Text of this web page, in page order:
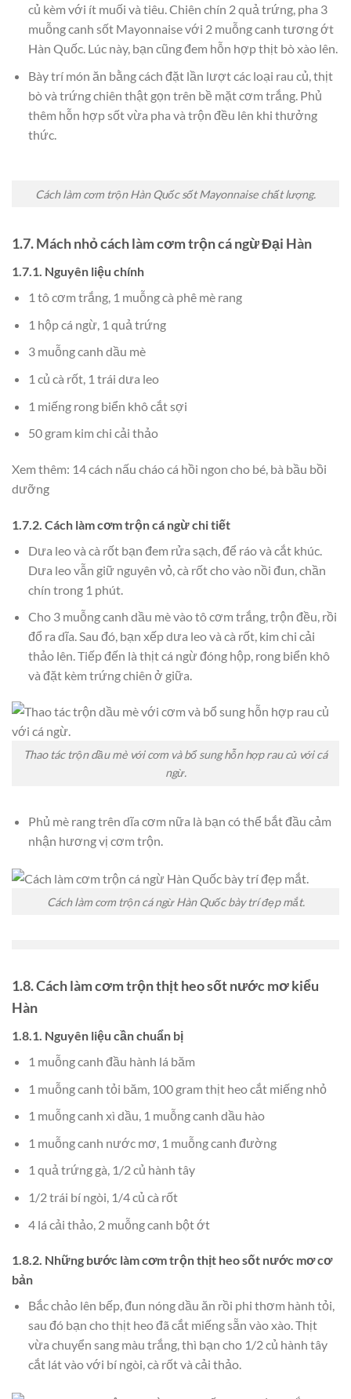
củ kèm với ít muối và tiêu. Chiên chín 2 quả trứng, pha 3
muỗng canh sốt Mayonnaise với 2 muỗng canh tương ớt
Hàn Quốc. Lúc này, bạn cũng đem hỗn hợp thịt bò xào lên.
Bày trí món ăn bằng cách đặt lần lượt các loại rau củ, thịt
bò và trứng chiên thật gọn trên bề mặt cơm trắng. Phủ
thêm hỗn hợp sốt vừa pha và trộn đều lên khi thưởng
thức.
Cách làm cơm trộn Hàn Quốc sốt Mayonnaise chất lượng.
1.7. Mách nhỏ cách làm cơm trộn cá ngừ Đại Hàn
1.7.1. Nguyên liệu chính
1 tô cơm trắng, 1 muỗng cà phê mè rang
1 hộp cá ngừ, 1 quả trứng
3 muỗng canh dầu mè
1 củ cà rốt, 1 trái dưa leo
1 miếng rong biển khô cắt sợi
50 gram kim chi cải thảo
Xem thêm: 14 cách nấu cháo cá hồi ngon cho bé, bà bầu bồi
dưỡng
1.7.2. Cách làm cơm trộn cá ngừ chi tiết
Dưa leo và cà rốt bạn đem rửa sạch, để ráo và cắt khúc.
Dưa leo vẫn giữ nguyên vỏ, cà rốt cho vào nồi đun, chần
chín trong 1 phút.
Cho 3 muỗng canh dầu mè vào tô cơm trắng, trộn đều, rồi
đổ ra dĩa. Sau đó, bạn xếp dưa leo và cà rốt, kim chi cải
thảo lên. Tiếp đến là thịt cá ngừ đóng hộp, rong biển khô
và đặt kèm trứng chiên ở giữa.
Thao tác trộn dầu mè với cơm và bổ sung hỗn hợp rau củ với cá
ngừ.
Phủ mè rang trên dĩa cơm nữa là bạn có thể bắt đầu cảm
nhận hương vị cơm trộn.
Cách làm cơm trộn cá ngừ Hàn Quốc bày trí đẹp mắt.
1.8. Cách làm cơm trộn thịt heo sốt nước mơ kiểu
Hàn
1.8.1. Nguyên liệu cần chuẩn bị
1 muỗng canh đầu hành lá băm
1 muỗng canh tỏi băm, 100 gram thịt heo cắt miếng nhỏ
1 muỗng canh xì dầu, 1 muỗng canh dầu hào
1 muỗng canh nước mơ, 1 muỗng canh đường
1 quả trứng gà, 1/2 củ hành tây
1/2 trái bí ngòi, 1/4 củ cà rốt
4 lá cải thảo, 2 muỗng canh bột ớt
1.8.2. Những bước làm cơm trộn thịt heo sốt nước mơ cơ
bản
Bắc chảo lên bếp, đun nóng dầu ăn rồi phi thơm hành tỏi,
sau đó bạn cho thịt heo đã cắt miếng sẵn vào xào. Thịt
vừa chuyển sang màu trắng, thì bạn cho 1/2 củ hành tây
cắt lát vào với bí ngòi, cà rốt và cải thảo.